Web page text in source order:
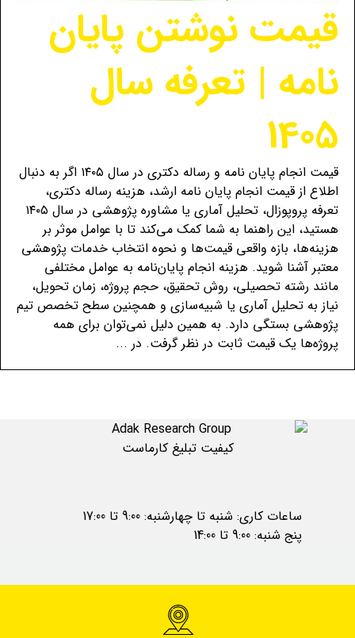
قیمت نوشتن پایان
نامه | تعرفه سال
1405
قیمت انجام پایان نامه و رساله دکتری در سال ۱۴۰۵ اگر به دنبال
اطلاع از قیمت انجام پایان نامه ارشد، هزینه رساله دکتری،
تعرفه پروپوزال، تحلیل آماری یا مشاوره پژوهشی در سال ۱۴۰۵
هستید، این راهنما به شما کمک می‌کند تا با عوامل موثر بر
هزینه‌ها، بازه واقعی قیمت‌ها و نحوه انتخاب خدمات پژوهشی
معتبر آشنا شوید. هزینه انجام پایان‌نامه به عوامل مختلفی
مانند رشته تحصیلی، روش تحقیق، حجم پروژه، زمان تحویل،
نیاز به تحلیل آماری یا شبیه‌سازی و همچنین سطح تخصص تیم
پژوهشی بستگی دارد. به همین دلیل نمی‌توان برای همه
پروژه‌ها یک قیمت ثابت در نظر گرفت. در ...
کیفیت تبلیغ کارماست
ساعات کاری: شنبه تا چهارشنبه: 9:00 تا 17:00
پنج شنبه: 9:00 تا 14:00